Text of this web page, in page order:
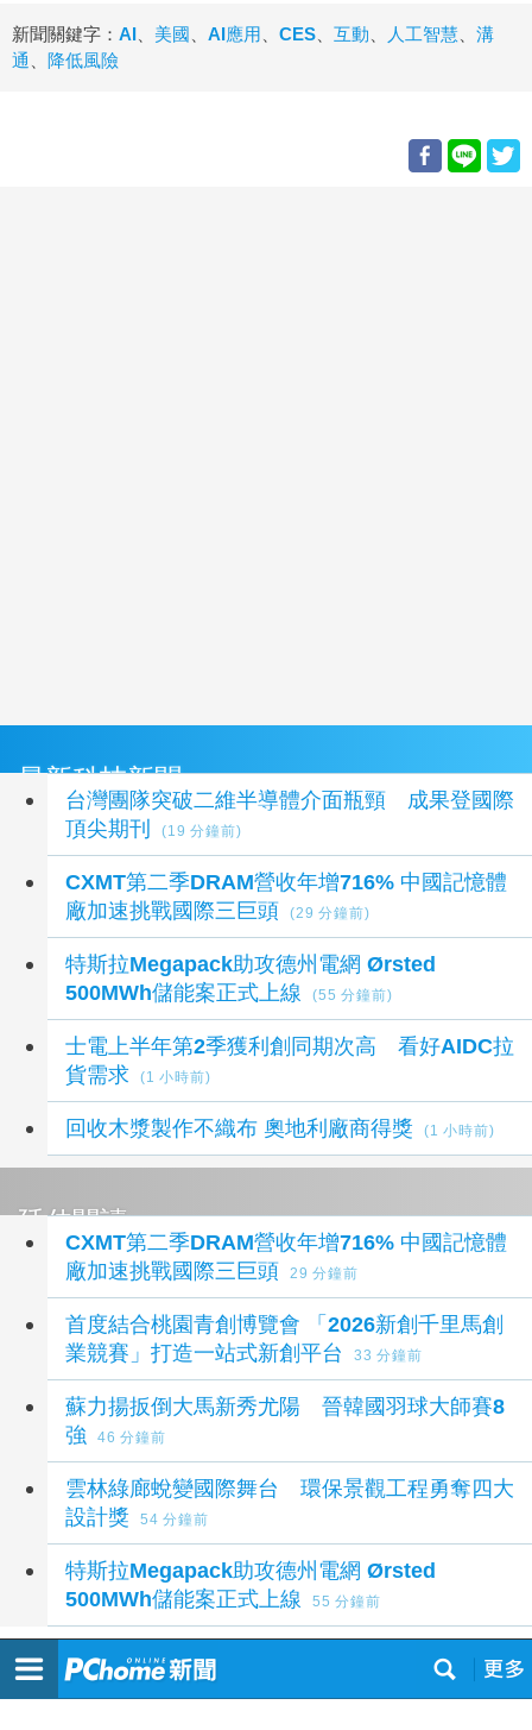
新聞關鍵字： AI 美國 AI應用 CES 互動 人工智慧
溝
通
降低風險
最新科技新聞
台灣團隊突破二維半導體介面瓶頸 成果登國際
頂尖期刊
(19 分鐘前)
CXMT第二季DRAM營收年增716% 中國記憶體
廠加速挑戰國際三巨頭
(29 分鐘前)
特斯拉Megapack助攻德州電網 Ørsted
500MWh儲能案正式上線
(55 分鐘前)
士電上半年第2季獲利創同期次高 看好AIDC拉
貨需求
(1 小時前)
回收木漿製作不織布 奧地利廠商得獎 (1 小時前)
延伸閱讀
CXMT第二季DRAM營收年增716% 中國記憶體
廠加速挑戰國際三巨頭
29 分鐘前
首度結合桃園青創博覽會 「2026新創千里馬創
業競賽」打造一站式新創平台
33 分鐘前
蘇力揚扳倒大馬新秀尤陽 晉韓國羽球大師賽8
強
46 分鐘前
雲林綠廊蛻變國際舞台 環保景觀工程勇奪四大
設計獎
54 分鐘前
特斯拉Megapack助攻德州電網 Ørsted
500MWh儲能案正式上線
55 分鐘前